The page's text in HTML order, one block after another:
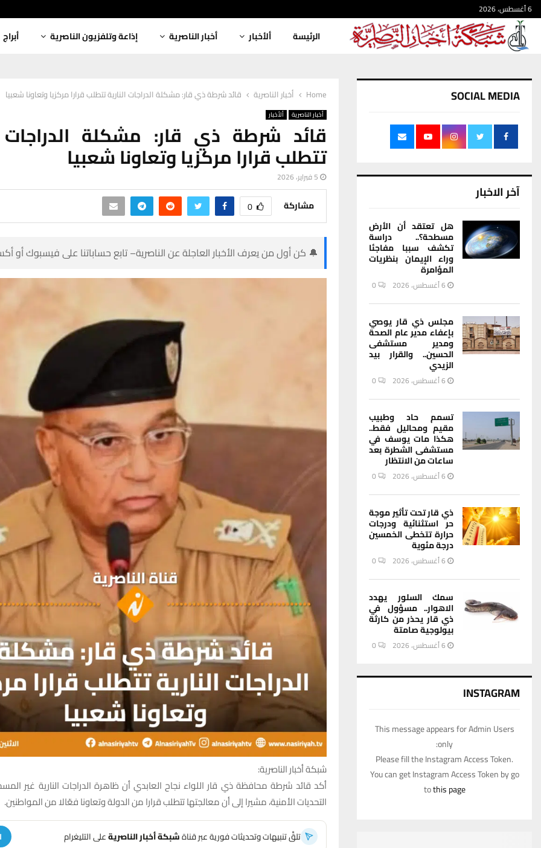
6 أغسطس، 2026
الرئيسة ألأخبار أخبار الناصرية إذاعة وتلفزيون الناصرية أبراج
Home أخبار الناصرية قائد شرطة ذي قار: مشكلة الدراجات النارية تتطلب قرارا مركزيا وتعاونا شعبيا
أخبار الناصرية ألأخبار
قائد شرطة ذي قار: مشكلة الدراجات
تتطلب قرارا مركزيا وتعاونا شعبيا
5 فبراير، 2026
مشاركة 0
🔔 كن أول من يعرف الأخبار العاجلة عن الناصرية– تابع حساباتنا على فيسبوك أو
شبكة أخبار الناصرية:
أكد قائد شرطة محافظة ذي قار اللواء نجاح العابدي أن ظاهرة الدراجات النارية غير
التحديات الأمنية، مشيرا إلى أن معالجتها تتطلب قرارا من الدولة وتعاونا فعّالا من المواطنين.
تلقَّ تنبيهات وتحديثات فورية عبر قناةشبكة أخبار الناصريةعلى التليغرام
SOCIAL MEDIA
آخر الاخبار
هل تعتقد أن الأرض
مسطحة؟.. دراسة
تكشف سببا مفاجئا
وراء الإيمان بنظريات
المؤامرة
6 أغسطس، 2026 0
مجلس ذي قار يوصي
بإعفاء مدير عام الصحة
ومدير مستشفى
الحسين.. والقرار بيد
الزيدي
6 أغسطس، 2026 0
تسمم حاد وطبيب
مقيم ومحاليل فقط..
هكذا مات يوسف في
مستشفى الشطرة بعد
ساعات من الانتظار
6 أغسطس، 2026 0
ذي قار تحت تأثير موجة
حر استثنائية ودرجات
حرارة تتخطى الخمسين
درجة مئوية
6 أغسطس، 2026 0
سمك السلور يهدد
الاهوار.. مسؤول في
ذي قار يحذر من كارثة
بيولوجية صامتة
6 أغسطس، 2026 0
INSTAGRAM
This message appears for Admin Users
only:
Please fill the Instagram Access Token.
You can get Instagram Access Token by go
tothis page